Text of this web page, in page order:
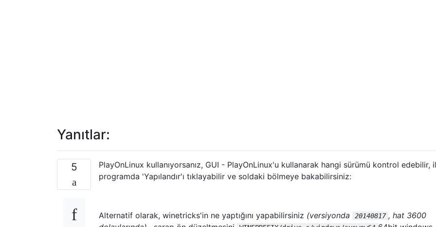
Yanıtlar:
5
PlayOnLinux kullanıyorsanız, GUI - PlayOnLinux'u kullanarak hangi sürümü kontrol edebilir,
programda 'Yapılandır'ı tıklayabilir ve soldaki bölmeye bakabilirsiniz:
Alternatif olarak, winetricks'in ne yaptığını yapabilirsiniz (versiyonda 20140817 , hat 3600